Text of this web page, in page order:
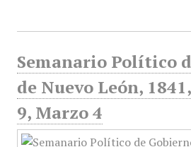
Semanario Político
de Nuevo León,
9, Marzo 4